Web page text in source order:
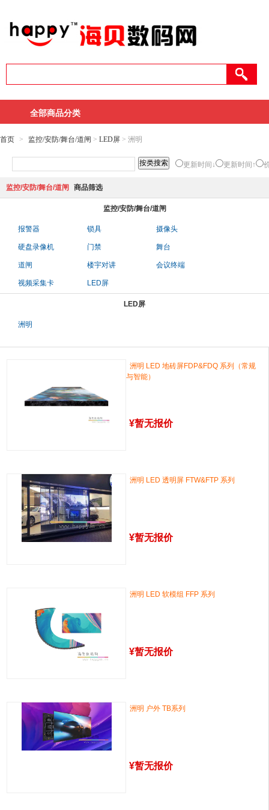
全部商品分类
首页 > 监控/安防/舞台/道闸 > LED屏 > 洲明
更新时间↓ 更新时间↑
监控/安防/舞台/道闸 商品筛选
监控/安防/舞台/道闸
报警器 锁具 摄像头
硬盘录像机 门禁 舞台
道闸 楼宇对讲 会议终端
视频采集卡 LED屏
LED屏
洲明
洲明 LED 地砖屏FDP&FDQ 系列（常规
与智能）
¥暂无报价
洲明 LED 透明屏 FTW&FTP 系列
¥暂无报价
洲明 LED 软模组 FFP 系列
¥暂无报价
洲明 户外 TB系列
¥暂无报价